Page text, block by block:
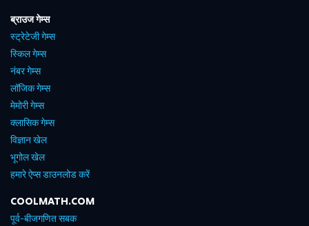
ब्राउज गेम्स
स्ट्रेटेजी गेम्स
स्किल गेम्स
नंबर गेम्स
लॉजिक गेम्स
मेमोरी गेम्स
क्लासिक गेम्स
विज्ञान खेल
भूगोल खेल
हमारे ऐप्स डाउनलोड करें
COOLMATH.COM
पूर्व-बीजगणित सबक